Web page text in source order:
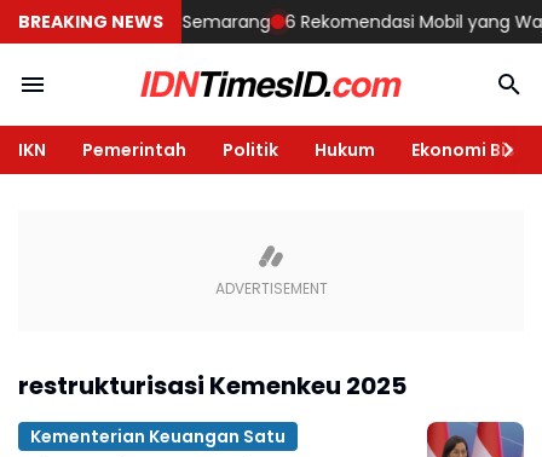
BREAKING NEWS
Rumah di Semarang 6 Rekomendasi Mobil yang
IKN Pemerintah Politik Hukum Ekonomi Bisnis
restrukturisasi Kemenkeu 2025
Kementerian Keuangan Satu